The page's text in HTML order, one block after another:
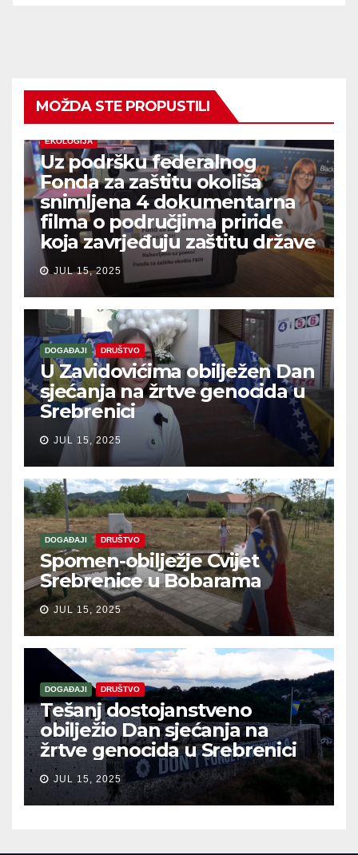
MOŽDA STE PROPUSTILI
EKOLOGIJA
Uz podršku federalnog
Fonda za zaštitu okoliša
snimljena 4 dokumentarna
filma o područjima priride
koja zavrjeđuju zaštitu države
JUL 15, 2025
DOGAĐAJI DRUŠTVO
U Zavidovićima obilježen Dan
sjećanja na žrtve genocida u
Srebrenici
JUL 15, 2025
DOGAĐAJI DRUŠTVO
Spomen-obilježje Cvijet
Srebrenice u Bobarama
JUL 15, 2025
DOGAĐAJI DRUŠTVO
Tešanj dostojanstveno
obilježio Dan sjećanja na
žrtve genocida u Srebrenici
JUL 15, 2025